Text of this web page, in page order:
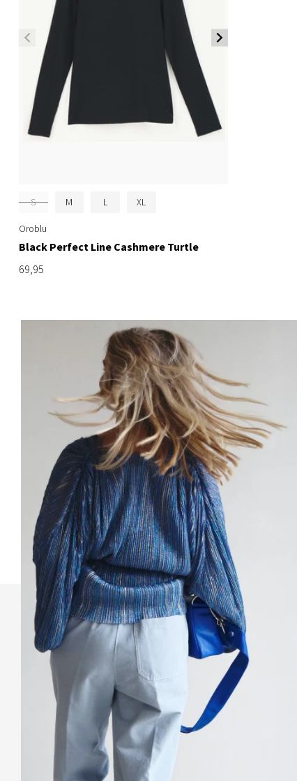
S M L XL
Oroblu
Black Perfect Line Cashmere Turtle
69,95